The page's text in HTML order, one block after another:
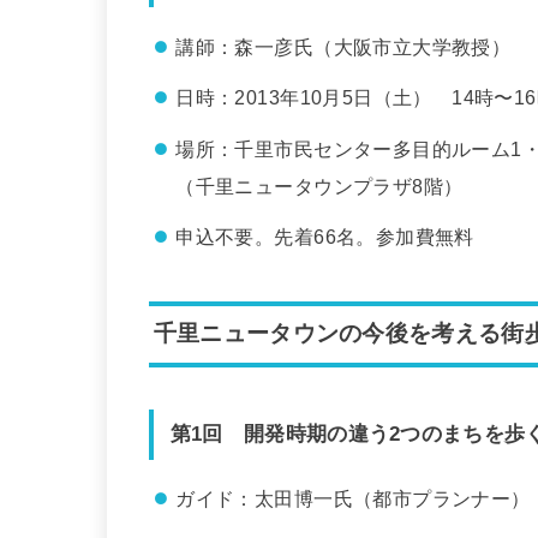
講師：森一彦氏（大阪市立大学教授）
日時：2013年10月5日（土） 14時〜
場所：千里市民センター多目的ルーム1
（千里ニュータウンプラザ8階）
申込不要。先着66名。参加費無料
千里ニュータウンの今後を考える街
第1回 開発時期の違う2つのまちを歩く
ガイド：太田博一氏（都市プランナー）